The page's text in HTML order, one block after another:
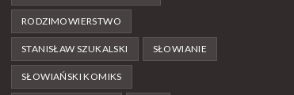
RODZIMOWIERSTWO
STANISŁAW SZUKALSKI SŁOWIANIE
SŁOWIAŃSKI KOMIKS